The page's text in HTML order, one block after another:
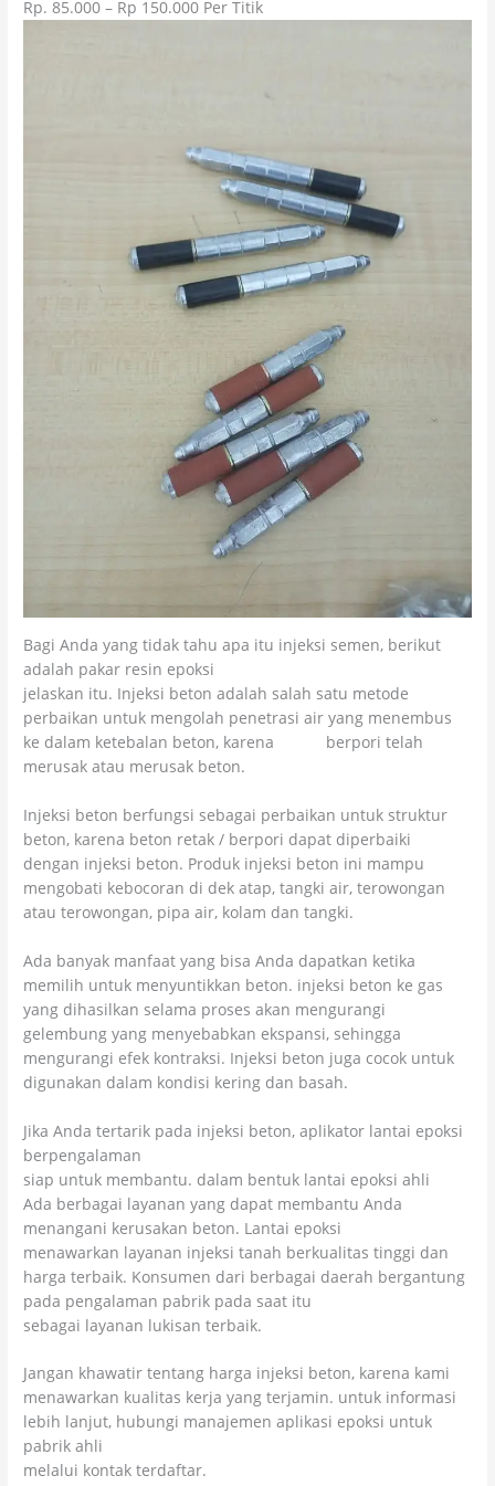
Rp. 85.000 – Rp 150.000 Per Titik
Bagi Anda yang tidak tahu apa itu injeksi semen, berikut
adalah pakar resin epoksi
jelaskan itu. Injeksi beton adalah salah satu metode
perbaikan untuk mengolah penetrasi air yang menembus
ke dalam ketebalan beton, karena
berpori telah
merusak atau merusak beton.
Injeksi beton berfungsi sebagai perbaikan untuk struktur
beton, karena beton retak / berpori dapat diperbaiki
dengan injeksi beton. Produk injeksi beton ini mampu
mengobati kebocoran di dek atap, tangki air, terowongan
atau terowongan, pipa air, kolam dan tangki.
Ada banyak manfaat yang bisa Anda dapatkan ketika
memilih untuk menyuntikkan beton. injeksi beton ke gas
yang dihasilkan selama proses akan mengurangi
gelembung yang menyebabkan ekspansi, sehingga
mengurangi efek kontraksi. Injeksi beton juga cocok untuk
digunakan dalam kondisi kering dan basah.
Jika Anda tertarik pada injeksi beton, aplikator lantai epoksi
berpengalaman
siap untuk membantu. dalam bentuk lantai epoksi ahli
Ada berbagai layanan yang dapat membantu Anda
menangani kerusakan beton. Lantai epoksi
menawarkan layanan injeksi tanah berkualitas tinggi dan
harga terbaik. Konsumen dari berbagai daerah bergantung
pada pengalaman pabrik pada saat itu
sebagai layanan lukisan terbaik.
Jangan khawatir tentang harga injeksi beton, karena kami
menawarkan kualitas kerja yang terjamin. untuk informasi
lebih lanjut, hubungi manajemen aplikasi epoksi untuk
pabrik ahli
melalui kontak terdaftar.